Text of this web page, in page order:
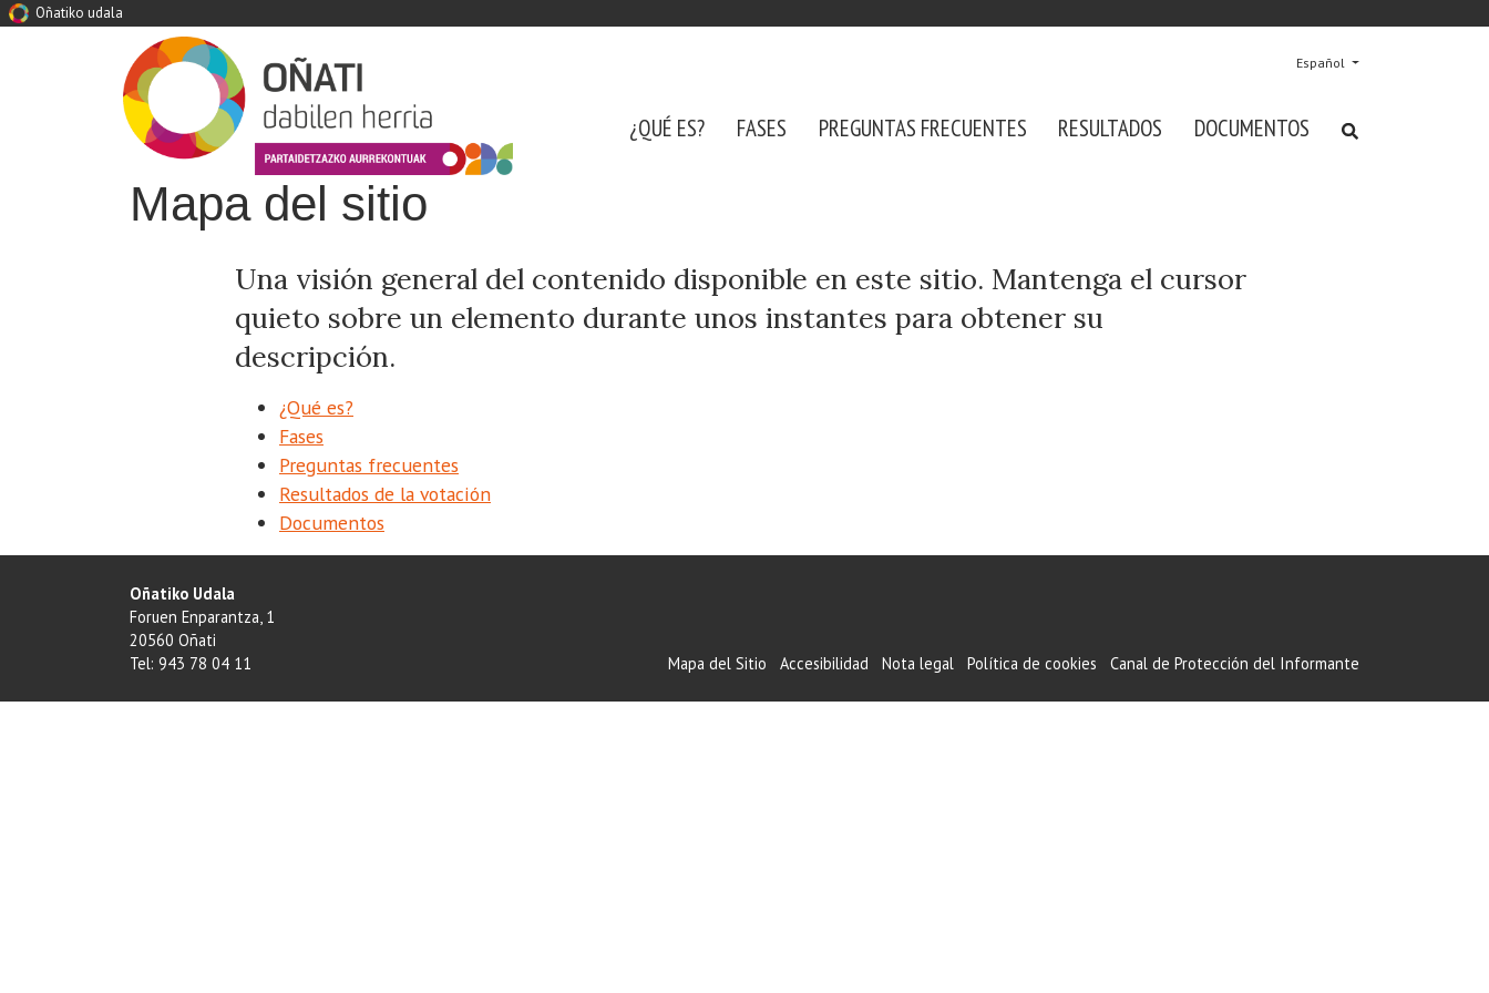
Oñatiko udala
Español
¿QUÉ ES? FASES PREGUNTAS FRECUENTES RESULTADOS DOCUMENTOS
Mapa del sitio
Una visión general del contenido disponible en este sitio. Mantenga el cursor
quieto sobre un elemento durante unos instantes para obtener su
descripción.
¿Qué es?
Fases
Preguntas frecuentes
Resultados de la votación
Documentos
Oñatiko Udala
Foruen Enparantza, 1
20560 Oñati
Tel: 943 78 04 11
Mapa del Sitio Accesibilidad Nota legal Política de cookies Canal de Protección del Informante